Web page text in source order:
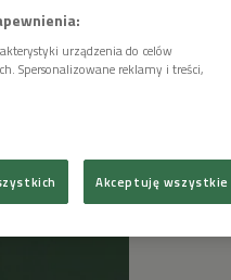
przegapi
ma
urządzenia do celów
Spersonalizowane reklamy i treści,
Akceptuję wszystkie